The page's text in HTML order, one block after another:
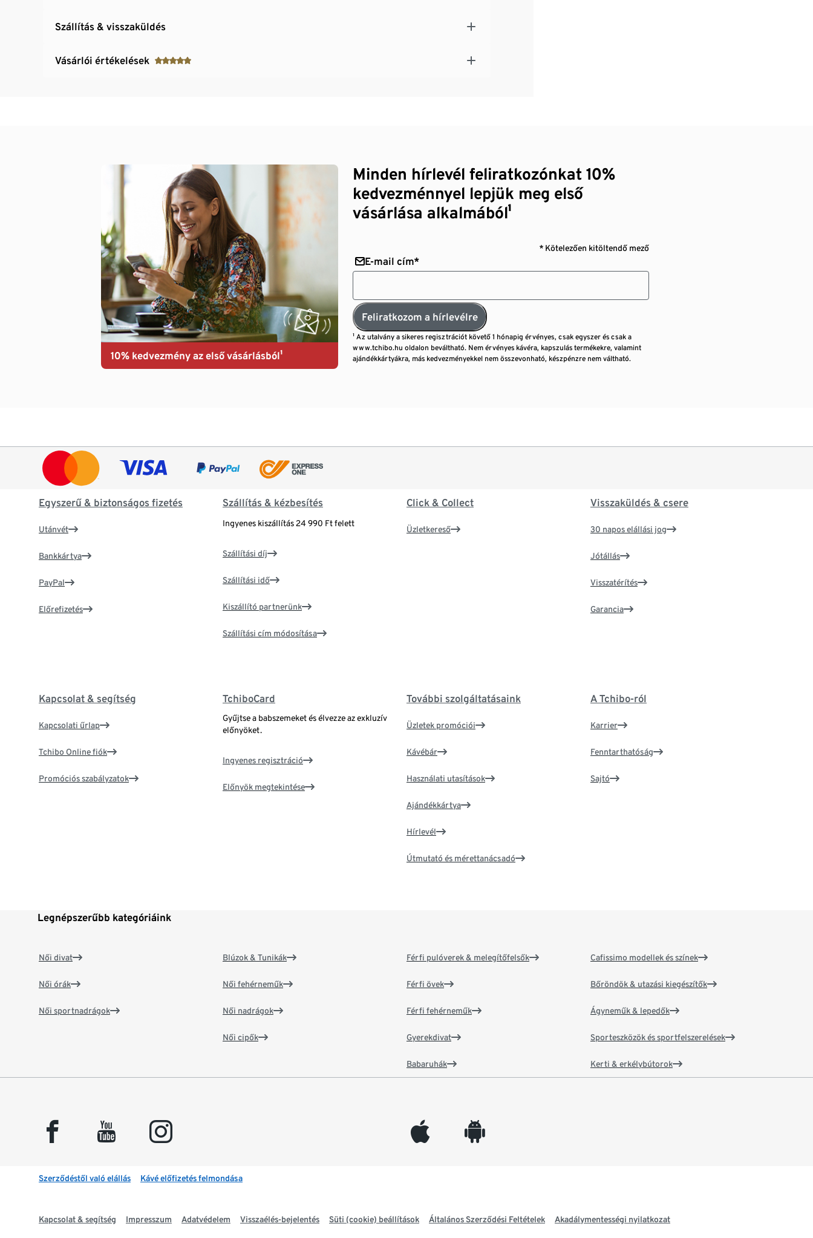
Szállítás & visszaküldés
Vásárlói értékelések
10% kedvezmény az első vásárlásból¹
Minden hírlevél feliratkozónkat 10%
kedvezménnyel lepjük meg első
vásárlása alkalmából¹
* Kötelezően kitöltendő mező
E-mail cím*
Feliratkozom a hírlevélre
¹ Az utalvány a sikeres regisztrációt követő 1 hónapig érvényes, csak egyszer és csak a
www.tchibo.hu oldalon beváltható. Nem érvényes kávéra, kapszulás termékekre, valamint
ajándékkártyákra, más kedvezményekkel nem összevonható, készpénzre nem váltható.
Egyszerű & biztonságos fizetés
Utánvét
Bankkártya
PayPal
Előrefizetés
Szállítás & kézbesítés
Ingyenes kiszállítás 24 990 Ft felett
Szállítási díj
Szállítási idő
Kiszállító partnerünk
Szállítási cím módosítása
Click & Collect
Üzletkereső
Visszaküldés & csere
30 napos elállási jog
Jótállás
Visszatérítés
Garancia
Kapcsolat & segítség
Kapcsolati űrlap
Tchibo Online fiók
Promóciós szabályzatok
TchiboCard
Gyűjtse a babszemeket és élvezze az exkluzív
előnyöket.
Ingyenes regisztráció
Előnyök megtekintése
További szolgáltatásaink
Üzletek promóciói
Kávébár
Használati utasítások
Ajándékkártya
Hírlevél
Útmutató és mérettanácsadó
A Tchibo-ról
Karrier
Fenntarthatóság
Sajtó
Legnépszerűbb kategóriáink
Női divat
Női órák
Női sportnadrágok
Blúzok & Tunikák
Női fehérneműk
Női nadrágok
Női cipők
Férfi pulóverek & melegítőfelsők
Férfi övek
Férfi fehérneműk
Gyerekdivat
Babaruhák
Cafissimo modellek és színek
Bőröndök & utazási kiegészítők
Ágyneműk & lepedők
Sporteszközök és sportfelszerelések
Kerti & erkélybútorok
facebook youtube instagram appleinc android
Szerződéstől való elállás Kávé előfizetés felmondása
Kapcsolat & segítség Impresszum Adatvédelem Visszaélés-bejelentés Süti (cookie) beállítások Általános Szerződési Feltételek Akadálymentességi nyilatkozat